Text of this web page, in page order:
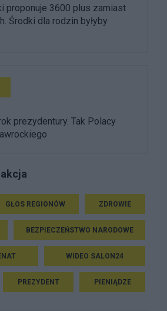
proponuje 3600 plus zamiast
Środki dla rodzin byłyby
prezydentury. Tak Polacy
GŁOS REGIONÓW ZDROWIE
BEZPIECZEŃSTWO NARODOWE
WIDEO SALON24
PREZYDENT PIENIĄDZE